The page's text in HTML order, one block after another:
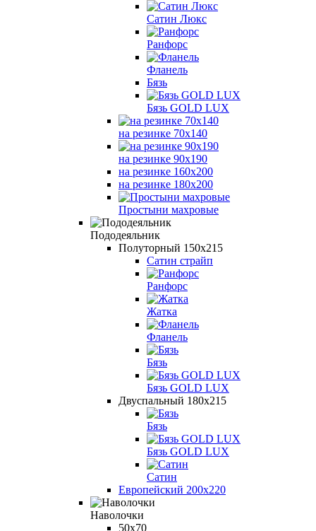
Сатин Люкс
Ранфорс
Фланель
Бязь
Бязь GOLD LUX
на резинке 70х140
на резинке 90х190
на резинке 160х200
на резинке 180х200
Простыни махровые
Пододеяльник
Полуторный 150х215
Сатин страйп
Ранфорс
Жатка
Фланель
Бязь
Бязь GOLD LUX
Двуспальный 180х215
Бязь
Бязь GOLD LUX
Сатин
Европейский 200х220
Наволочки
50х70